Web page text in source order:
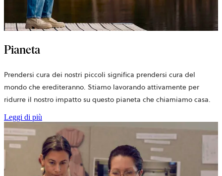
Pianeta
Prendersi cura dei nostri piccoli significa prendersi cura del
mondo che erediteranno. Stiamo lavorando attivamente per
ridurre il nostro impatto su questo pianeta che chiamiamo casa.
Leggi di più